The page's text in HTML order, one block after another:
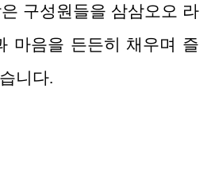
구성원들을 삼삼오오 라
마음을 든든히 채우며 즐
니다.